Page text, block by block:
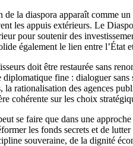
la diaspora apparaît comme
les appuis extérieurs. Le
pour soutenir des
également le lien entre l’État
doit être restaurée sans
fine : dialoguer
la rationalisation des agences
cohérente sur les choix
se faire que dans une
les fonds secrets et de
souveraine, de la dignité